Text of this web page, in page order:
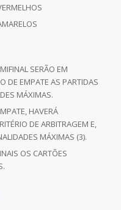
SERÃO EM
DE EMPATE AS PARTIDAS
MÁXIMAS.
HAVERÁ
DE ARBITRAGEM E,
MÁXIMAS (3).
OS CARTÕES